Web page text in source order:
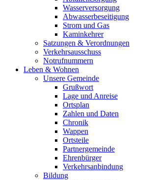
Wasserversorgung
Abwasserbeseitigung
Strom und Gas
Kaminkehrer
Satzungen & Verordnungen
Verkehrsausschuss
Notrufnummern
Leben & Wohnen
Unsere Gemeinde
Grußwort
Lage und Anreise
Ortsplan
Zahlen und Daten
Chronik
Wappen
Ortsteile
Partnergemeinde
Ehrenbürger
Verkehrsanbindung
Bildung